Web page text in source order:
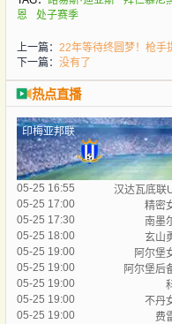
恩
处子赛季
上一篇： 22年等待终圆梦！枪手
下一篇： 没有了
热点直播
印梅亚邦联
05-25 16:55 汉达瓦底联
05-25 17:00
精密
05-25 17:30
南墨
05-25 18:00
玄山
05-25 19:00
阿尔堡
05-25 19:00
阿尔堡后
05-25 19:00
05-25 19:00
不丹
05-25 19:00
费